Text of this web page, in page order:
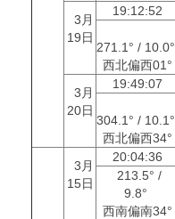
3月
19日
19:12:52
271.1° / 10.0°
西北偏西01°
3月
20日
19:49:07
304.1° / 10.1°
西北偏西34°
3月
15日
20:04:36
213.5° /
9.8°
西南偏南34°